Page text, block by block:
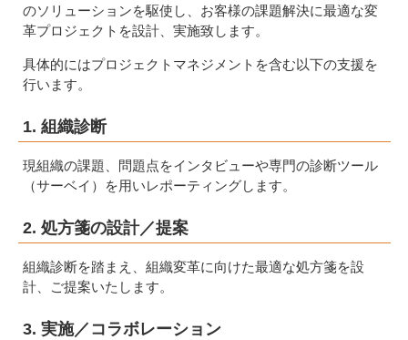
のソリューションを駆使し、お客様の課題解決に最適な変
革プロジェクトを設計、実施致します。
具体的にはプロジェクトマネジメントを含む以下の支援を
行います。
1. 組織診断
現組織の課題、問題点をインタビューや専門の診断ツール
（サーベイ）を用いレポーティングします。
2. 処方箋の設計／提案
組織診断を踏まえ、組織変革に向けた最適な処方箋を設
計、ご提案いたします。
3. 実施／コラボレーション